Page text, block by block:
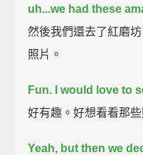
uh...we had these
然後我們還去了紅磨
照片。
Fun.
I would love to
好有趣。好想看看那些
Yeah, but then we